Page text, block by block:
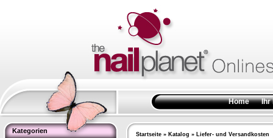
Home Ihr
Kategorien Startseite » Katalog » Liefer- und Versandkosten